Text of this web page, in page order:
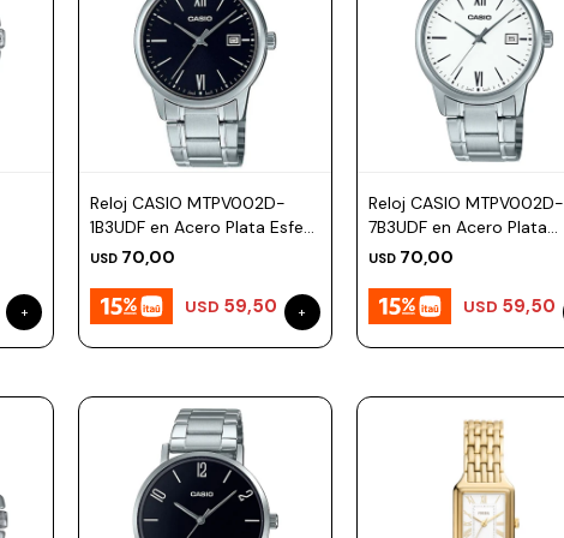
Reloj CASIO MTPV002D-
1B3UDF en Acero Plata Esfera
44mm
USD 70,00
USD 59,50
Reloj CASIO MTPV002D-
7B3UDF en Acero Plata
Esfera 44mm
USD 70,00
USD 59,50